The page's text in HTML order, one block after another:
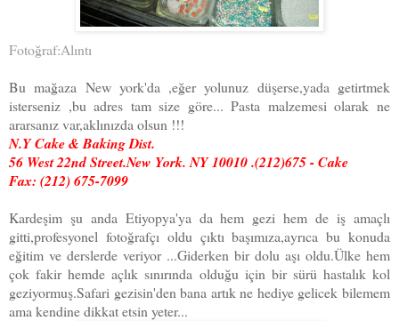
Fotoğraf:Alıntı
Bu mağaza New york'da ,eğer yolunuz düşerse,yada getirtmek
isterseniz ,bu adres tam size göre... Pasta malzemesi olarak ne
ararsanız var,aklınızda olsun !!!
N.Y Cake & Baking Dist.
56 West 22nd Street.New York. NY 10010 .(212)675 - Cake
Fax: (212) 675-7099
Kardeşim şu anda Etiyopya'ya da hem gezi hem de iş amaçlı
gitti,profesyonel fotoğrafçı oldu çıktı başımıza,ayrıca bu konuda
eğitim ve derslerde veriyor ...Giderken bir dolu aşı oldu.Ülke hem
çok fakir hemde açlık sınırında olduğu için bir sürü hastalık kol
geziyormuş.Safari gezisin'den bana artık ne hediye gelicek bilemem
ama kendine dikkat etsin yeter...